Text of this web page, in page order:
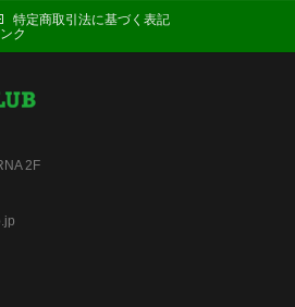
特定商取引法に基づく表記
ク
2F